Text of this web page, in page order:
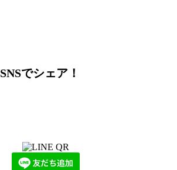
SNSでシェア！